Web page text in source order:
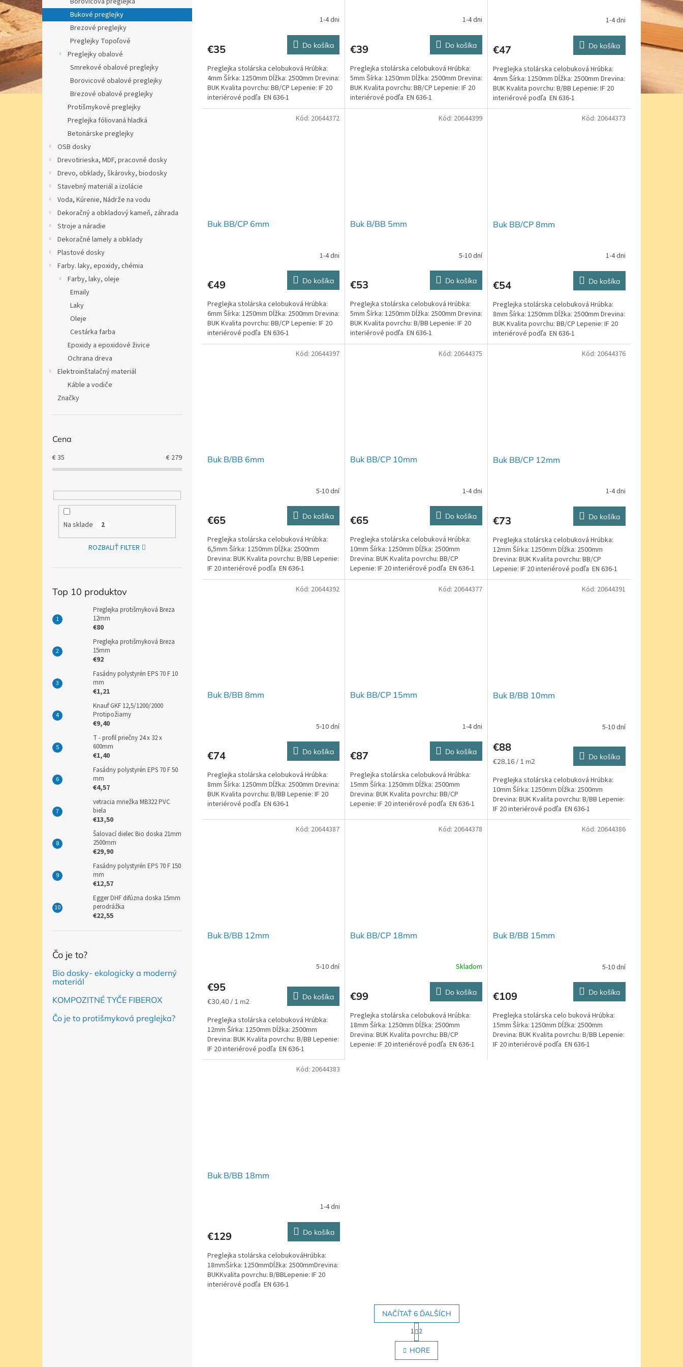
Bukové preglejky
Brezové preglejky
Preglejky Topoľové
Preglejky obalové
Smrekové obalové preglejky
Borovicové obalové preglejky
Brezové obalové preglejky
Protišmykové preglejky
Preglejka fóliovaná hladká
Betonárske preglejky
OSB dosky
Drevotirieska, MDF, pracovné dosky
Drevo, obklady, škárovky, biodosky
Stavebný materiál a izolácie
Voda, Kúrenie, Nádrže na vodu
Dekoračný a obkladový kameň, záhrada
Stroje a náradie
Dekoračné lamely a obklady
Plastové dosky
Farby. laky, epoxidy, chémia
Farby, laky, oleje
Emaily
Laky
Oleje
Cestárka farba
Epoxidy a epoxidové živice
Ochrana dreva
Elektroinštalačný materiál
Káble a vodiče
Značky
Cena
€35 € 279
Na sklade 2
ROZBALIŤ FILTER
Top 10 produktov
Preglejka protišmyková Breza
12mm
€80
Preglejka protišmyková Breza
15mm
€92
Fasádny polystyrén EPS 70 F 10
mm
€1,21
Knauf GKF 12,5/1200/2000
Protipožiarny
€9,40
T - profil priečny 24 x 32 x
600mm
€1,40
Fasádny polystyrén EPS 70 F 50
mm
€4,57
vetracia mriežka MB322 PVC
biela
€13,50
Šalovací dielec Bio doska 21mm
2500mm
€29,90
Fasádny polystyrén EPS 70 F 150
mm
€12,57
Egger DHF difúzna doska 15mm
perodrážka
€22,55
Čo je to?
Bio dosky- ekologicky a moderný
materiál
KOMPOZITNÉ TYČE FIBEROX
Čo je to protišmyková preglejka?
1-4 dni
€35 Do košíka
Preglejka stolárska celobuková Hrúbka:
4mm Šírka: 1250mm Dĺžka: 2500mm Drevina:
BUK Kvalita povrchu: BB/CP Lepenie: IF 20
interiérové podľa EN 636-1
1-4 dni
€39 Do košíka
Preglejka stolárska celobuková Hrúbka:
5mm Šírka: 1250mm Dĺžka: 2500mm Drevina:
BUK Kvalita povrchu: BB/CP Lepenie: IF 20
interiérové podľa EN 636-1
1-4 dni
€47 Do košíka
Preglejka stolárska celobuková Hrúbka:
4mm Šírka: 1250mm Dĺžka: 2500mm Drevina:
BUK Kvalita povrchu: B/BB Lepenie: IF 20
interiérové podľa EN 636-1
Buk BB/CP 6mm
1-4 dni
€49 Do košíka
Preglejka stolárska celobuková Hrúbka:
6mm Šírka: 1250mm Dĺžka: 2500mm Drevina:
BUK Kvalita povrchu: BB/CP Lepenie: IF 20
interiérové podľa EN 636-1
Kód: 20644372
Buk B/BB 5mm
5-10 dní
€53 Do košíka
Preglejka stolárska celobuková Hrúbka:
5mm Šírka: 1250mm Dĺžka: 2500mm Drevina:
BUK Kvalita povrchu: B/BB Lepenie: IF 20
interiérové podľa EN 636-1
Kód: 20644399
Buk BB/CP 8mm
1-4 dni
€54 Do košíka
Preglejka stolárska celobuková Hrúbka:
8mm Šírka: 1250mm Dĺžka: 2500mm Drevina:
BUK Kvalita povrchu: BB/CP Lepenie: IF 20
interiérové podľa EN 636-1
Kód: 20644373
Buk B/BB 6mm
5-10 dní
€65 Do košíka
Preglejka stolárska celobuková Hrúbka:
6,5mm Šírka: 1250mm Dĺžka: 2500mm
Drevina: BUK Kvalita povrchu: B/BB Lepenie:
IF 20 interiérové podľa EN 636-1
Kód: 20644397
Buk BB/CP 10mm
1-4 dni
€65 Do košíka
Preglejka stolárska celobuková Hrúbka:
10mm Šírka: 1250mm Dĺžka: 2500mm
Drevina: BUK Kvalita povrchu: BB/CP
Lepenie: IF 20 interiérové podľa EN 636-1
Kód: 20644375
Buk BB/CP 12mm
1-4 dni
€73 Do košíka
Preglejka stolárska celobuková Hrúbka:
12mm Šírka: 1250mm Dĺžka: 2500mm
Drevina: BUK Kvalita povrchu: BB/CP
Lepenie: IF 20 interiérové podľa EN 636-1
Kód: 20644376
Buk B/BB 8mm
5-10 dní
€74 Do košíka
Preglejka stolárska celobuková Hrúbka:
8mm Šírka: 1250mm Dĺžka: 2500mm Drevina:
BUK Kvalita povrchu: B/BB Lepenie: IF 20
interiérové podľa EN 636-1
Kód: 20644392
Buk BB/CP 15mm
1-4 dni
€87 Do košíka
Preglejka stolárska celobuková Hrúbka:
15mm Šírka: 1250mm Dĺžka: 2500mm
Drevina: BUK Kvalita povrchu: BB/CP
Lepenie: IF 20 interiérové podľa EN 636-1
Kód: 20644377
Buk B/BB 10mm
5-10 dní
€88
Jednotková
€28,16 / 1 m2 Do košíka
Preglejka stolárska celobuková Hrúbka:
10mm Šírka: 1250mm Dĺžka: 2500mm
Drevina: BUK Kvalita povrchu: B/BB Lepenie:
IF 20 interiérové podľa EN 636-1
Kód: 20644391
Buk B/BB 12mm
5-10 dní
€95
Jednotková
€30,40 / 1 m2 Do košíka
Preglejka stolárska celobuková Hrúbka:
12mm Šírka: 1250mm Dĺžka: 2500mm
Drevina: BUK Kvalita povrchu: B/BB Lepenie:
IF 20 interiérové podľa EN 636-1
Kód: 20644387
Buk BB/CP 18mm
Skladom
€99 Do košíka
Preglejka stolárska celobuková Hrúbka:
18mm Šírka: 1250mm Dĺžka: 2500mm
Drevina: BUK Kvalita povrchu: BB/CP
Lepenie: IF 20 interiérové podľa EN 636-1
Kód: 20644378
Buk B/BB 15mm
je
z
5
hviezdičiek.
5-10 dní
€109 Do košíka
Preglejka stolárska celo buková Hrúbka:
15mm Šírka: 1250mm Dĺžka: 2500mm
Drevina: BUK Kvalita povrchu: B/BB Lepenie:
IF 20 interiérové podľa EN 636-1
Kód: 20644386
Buk B/BB 18mm
1-4 dni
€129 Do košíka
Preglejka stolárska celobukováHrúbka:
18mmŠírka: 1250mmDĺžka: 2500mmDrevina:
BUKKvalita povrchu: B/BBLepenie: IF 20
interiérové podľa EN 636-1
Kód: 20644383
O
v
l
NAČÍTAŤ 6 ĎALŠÍCH
S
t
r
á
n
1 2
HORE